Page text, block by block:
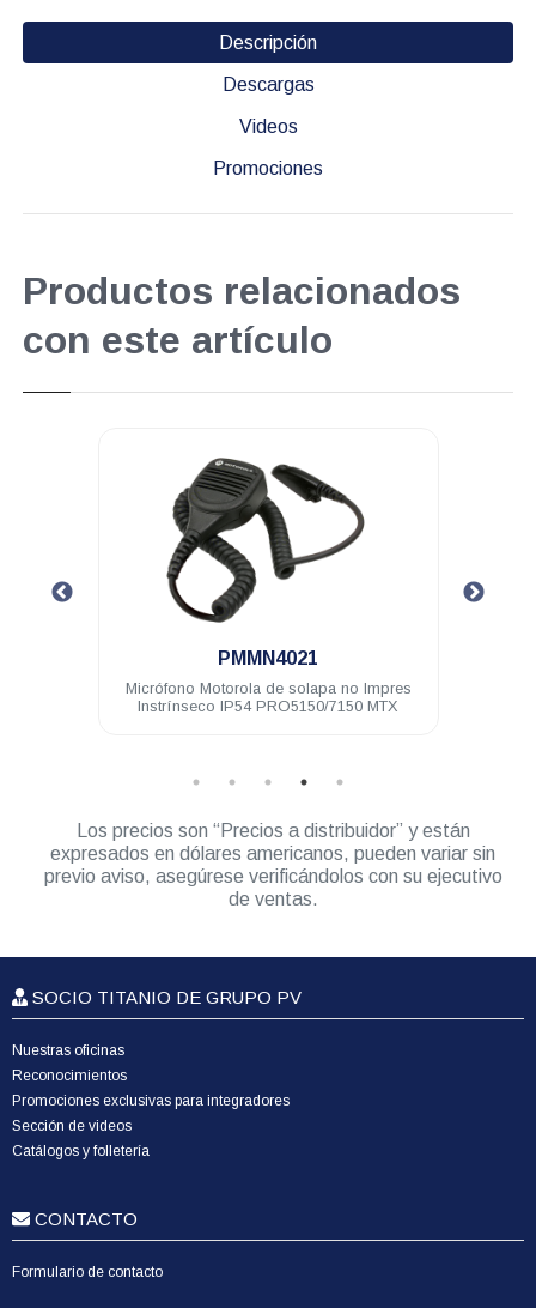
Descripción
Descargas
Videos
Promociones
Productos relacionados
con este artículo
PMMN4021
Micrófono Motorola de solapa no Impres
Instrínseco IP54 PRO5150/7150 MTX
Los precios son “Precios a distribuidor” y están
expresados en dólares americanos, pueden variar sin
previo aviso, asegúrese verificándolos con su ejecutivo
de ventas.
SOCIO TITANIO DE GRUPO PV
Nuestras oficinas
Reconocimientos
Promociones exclusivas para integradores
Sección de videos
Catálogos y folletería
CONTACTO
Formulario de contacto